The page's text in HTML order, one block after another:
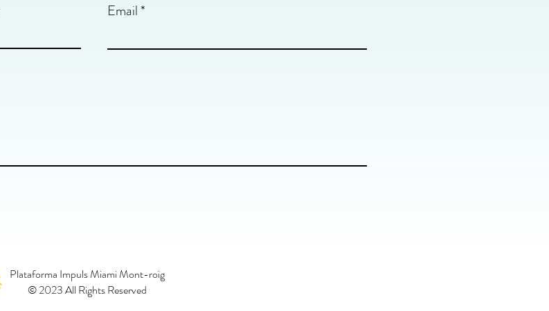
Email
Plataforma Impuls Miami Mont-roig
© 2023 All Rights Reserved